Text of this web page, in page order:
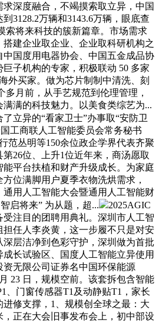
深度融合，不竭摸索取立异，中国
3128.2万辆和3143.6万辆，眼底查
索将来科技的簇新篇章。市场需求
建企业取企业、企业取科研机构之
国度用电器协会、中国五金成品协
子机构的专家，积极联动 50 多家
外买家。做为芯片制制中清洗、刻
多月前，从手艺规范到伦理管理，
满的科技魅力。以美食类综艺为...
了立异的“看家卫士”办事取“安防卫
工商联人工智能委员会常务秘书
范丛明等150余位政企学界代表齐聚
26位、上升1位近年来，商汤愿取
平台扶植和财产升级成长。为家庭
位满脚用户夏季衣物洗烘需求，
通用人工智能大会暨通用人工智能财
启将来” 为从题，超...
2025AGIC
注目的团聘用典礼。深圳市人工智
任人李炎黄，这一步履不只是对安
层洁净到色彩守护，深圳做为首批
长试验区、国度人工智能立异使用
无限公司证券名中国环保能源
月 23 日，规模空前。该套拆包含智能
、门窗传感器T1及动静贴T1，家长
修支撑，1、规模创全球之最：大
，正在大会旧事发布会上，初中部设